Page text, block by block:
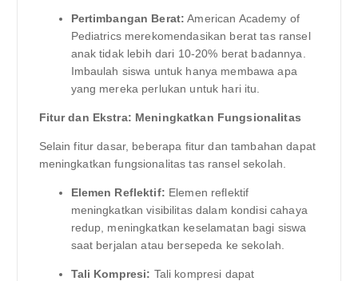
Pertimbangan Berat: American Academy of
Pediatrics merekomendasikan berat tas ransel
anak tidak lebih dari 10-20% berat badannya.
Imbaulah siswa untuk hanya membawa apa
yang mereka perlukan untuk hari itu.
Fitur dan Ekstra: Meningkatkan Fungsionalitas
Selain fitur dasar, beberapa fitur dan tambahan dapat
meningkatkan fungsionalitas tas ransel sekolah.
Elemen Reflektif: Elemen reflektif
meningkatkan visibilitas dalam kondisi cahaya
redup, meningkatkan keselamatan bagi siswa
saat berjalan atau bersepeda ke sekolah.
Tali Kompresi: Tali kompresi dapat